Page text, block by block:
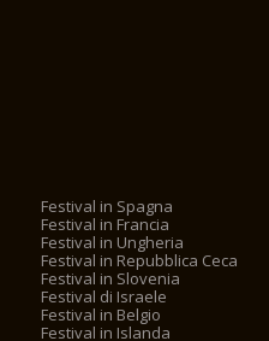
Festival in Spagna
Festival in Francia
Festival in Ungheria
Festival in Repubblica Ceca
Festival in Slovenia
Festival di Israele
Festival in Belgio
Festival in Islanda